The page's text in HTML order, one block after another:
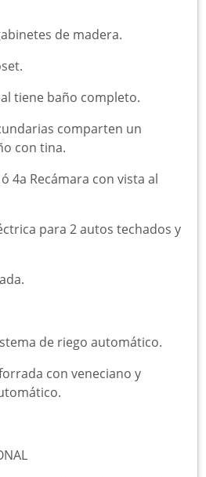
de madera.
tiene baño completo.
comparten un
con tina.
4a Recámara con vista al
para 2 autos techados y
de riego automático.
con veneciano y